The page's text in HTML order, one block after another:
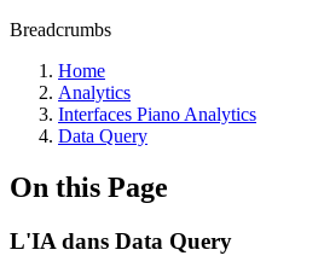
Breadcrumbs
Home
Analytics
Interfaces Piano Analytics
Data Query
On this Page
L'IA dans Data Query